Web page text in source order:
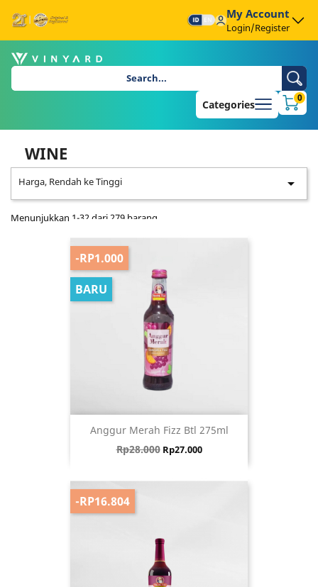
My Account
Login/Register
Categories
0
WINE
Harga, Rendah ke Tinggi 
Menunjukkan 1-32 dari 279 barang
Anggur Merah Fizz Btl 275ml
Harga biasa
Rp28.000 Harga
Rp27.000
-RP1.000
BARU
-RP16.804